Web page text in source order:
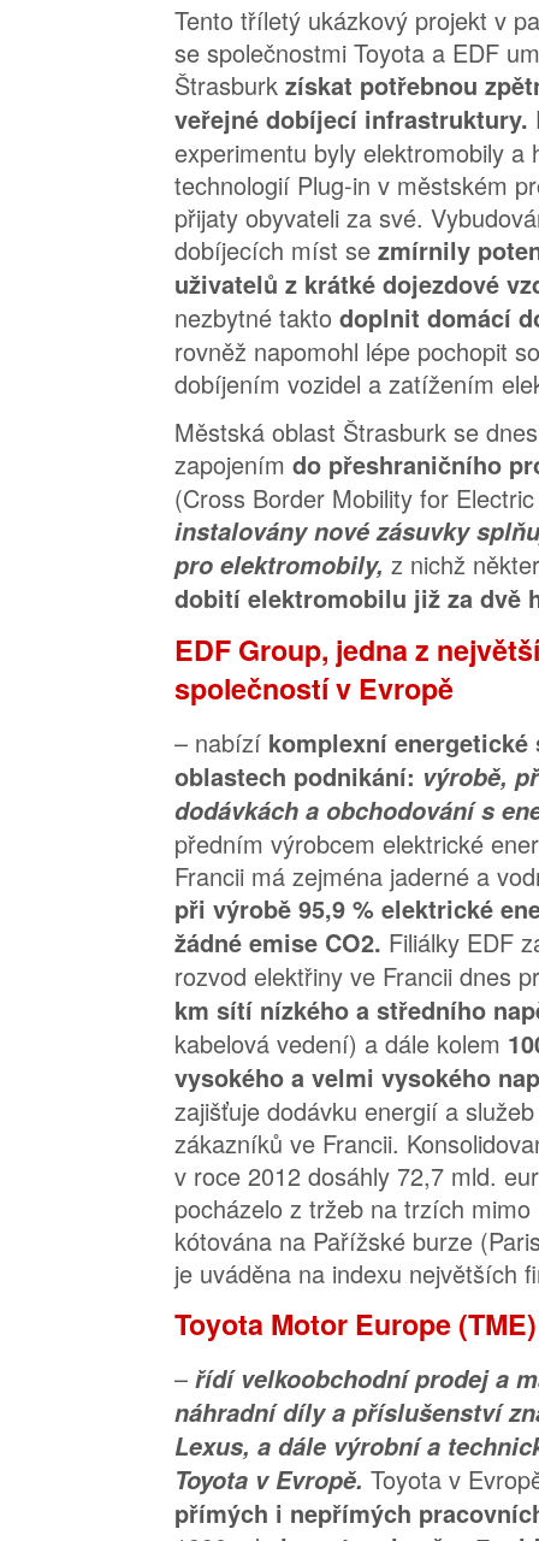
Tento tříletý ukázkový projekt v
se společnostmi Toyota a EDF
Štrasburk získat potřebnou
veřejné dobíjecí infrastruktury.
experimentu byly elektromobily a
technologií Plug-in v městském
přijaty obyvateli za své.
dobíjecích míst se zmírnily
uživatelů z krátké dojezdové
nezbytné takto doplnit domácí
rovněž napomohl lépe pochopit
dobíjením vozidel a zatížením
Městská oblast Štrasburk se
zapojením do přeshraničního
(Cross Border Mobility for
instalovány nové zásuvky
pro elektromobily, z nichž
dobití elektromobilu již za dvě
EDF Group, jedna z
společností v Evropě
– nabízí komplexní energetické
oblastech podnikání: výrobě,
dodávkách a obchodování s
předním výrobcem elektrické
Francii má zejména jaderné a
při výrobě 95,9 % elektrické
žádné emise CO2. Filiálky EDF
rozvod elektřiny ve Francii dnes
km sítí nízkého a středního
kabelová vedení) a dále kolem
vysokého a velmi vysokého
zajišťuje dodávku energií a
zákazníků ve Francii.
v roce 2012 dosáhly 72,7 mld.
pocházelo z tržeb na trzích mimo
kótována na Pařížské burze
je uváděna na indexu největších
Toyota Motor Europe
– řídí velkoobchodní prodej a
náhradní díly a příslušenství
Lexus, a dále výrobní a
Toyota v Evropě. Toyota v
přímých i nepřímých